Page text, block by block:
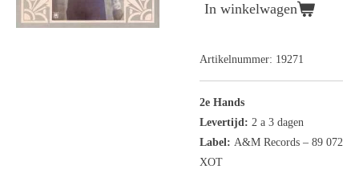
In winkelwagen
Artikelnummer: 19271
2e Hands
Levertijd: 2 a 3 dagen
Label: A&M Records ‎– 89 072
XOT